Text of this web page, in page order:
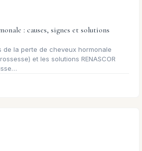
: causes, signes et solutions
de la perte de cheveux hormonale
et les solutions RENASCOR